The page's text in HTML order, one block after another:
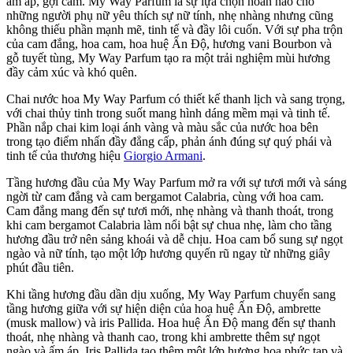
những người phụ nữ yêu thích sự nữ tính, nhẹ nhàng nhưng cũng
không thiếu phần mạnh mẽ, tinh tế và đầy lôi cuốn. Với sự pha trộn
của cam đắng, hoa cam, hoa huệ Ấn Độ, hương vani Bourbon và
gỗ tuyết tùng, My Way Parfum tạo ra một trải nghiệm mùi hương
đầy cảm xúc và khó quên.
Chai nước hoa My Way Parfum có thiết kế thanh lịch và sang trọng,
với chai thủy tinh trong suốt mang hình dáng mềm mại và tinh tế.
Phần nắp chai kim loại ánh vàng và màu sắc của nước hoa bên
trong tạo điểm nhấn đầy đẳng cấp, phản ánh đúng sự quý phái và
tinh tế của thương hiệu Giorgio Armani.
Tầng hương đầu của My Way Parfum mở ra với sự tươi mới và sáng
ngời từ cam đắng và cam bergamot Calabria, cùng với hoa cam.
Cam đắng mang đến sự tươi mới, nhẹ nhàng và thanh thoát, trong
khi cam bergamot Calabria làm nổi bật sự chua nhẹ, làm cho tầng
hương đầu trở nên sảng khoái và dễ chịu. Hoa cam bổ sung sự ngọt
ngào và nữ tính, tạo một lớp hương quyến rũ ngay từ những giây
phút đầu tiên.
Khi tầng hương đầu dần dịu xuống, My Way Parfum chuyển sang
tầng hương giữa với sự hiện diện của hoa huệ Ấn Độ, ambrette
(musk mallow) và iris Pallida. Hoa huệ Ấn Độ mang đến sự thanh
thoát, nhẹ nhàng và thanh cao, trong khi ambrette thêm sự ngọt